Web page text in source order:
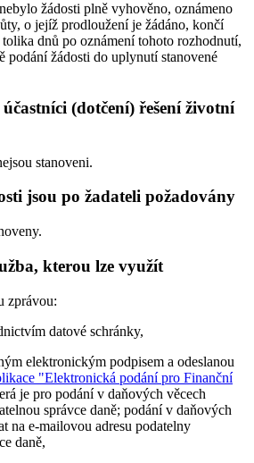
žádosti plně vyhověno, oznámeno
o jejíž prodloužení je žádáno, končí
dnů po oznámení tohoto rozhodnutí,
žádosti do uplynutí stanovené
(dotčení) řešení životní
stanoveni.
jsou po žadateli požadovány
kterou lze využít
zprávou:
datové schránky,
elektronickým podpisem a odeslanou
"Elektronická podání pro Finanční
je pro podání v daňových věcech
správce daně; podání v daňových
na e-mailovou adresu podatelny
daně,